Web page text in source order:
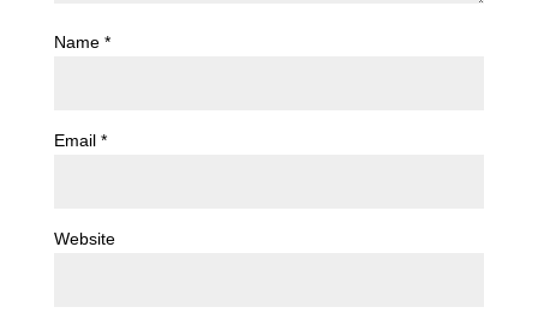
Name *
Email *
Website